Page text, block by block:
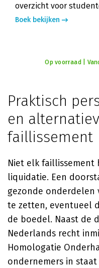
overzicht voor
Boek bekijken
Op voorraad |
Praktisch
en
faillissement
Niet elk faillissement
liquidatie. Een
gezonde
te zetten, eventueel
de boedel. Naast de
Nederlands recht
Homologatie
ondernemers in